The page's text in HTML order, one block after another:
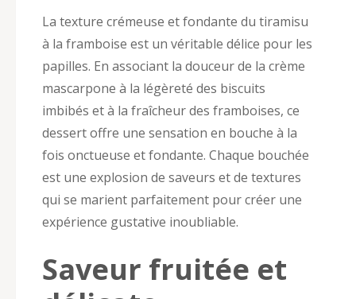
La texture crémeuse et fondante du tiramisu
à la framboise est un véritable délice pour les
papilles. En associant la douceur de la crème
mascarpone à la légèreté des biscuits
imbibés et à la fraîcheur des framboises, ce
dessert offre une sensation en bouche à la
fois onctueuse et fondante. Chaque bouchée
est une explosion de saveurs et de textures
qui se marient parfaitement pour créer une
expérience gustative inoubliable.
Saveur fruitée et